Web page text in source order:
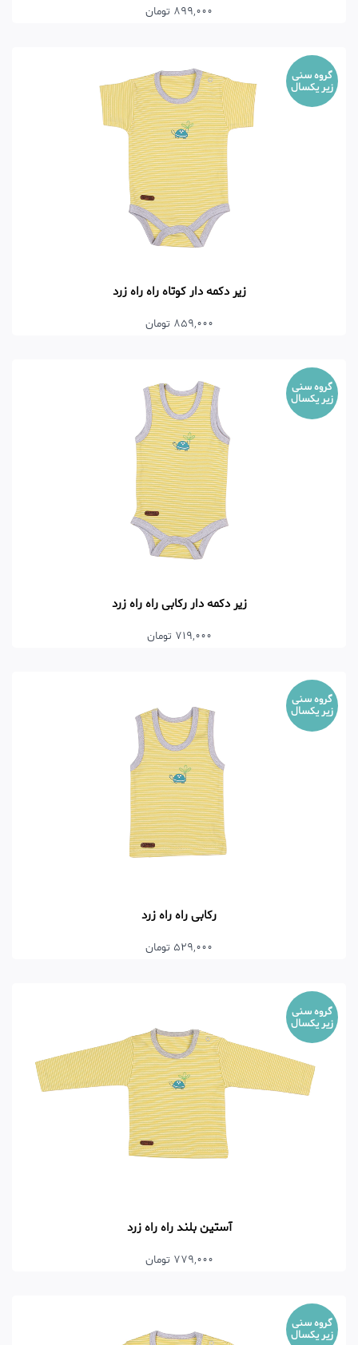
899,000 تومان
گروه سنی
زیر یکسال
زیر دکمه دار کوتاه راه راه زرد
859,000 تومان
گروه سنی
زیر یکسال
زیر دکمه دار رکابی راه راه زرد
719,000 تومان
گروه سنی
زیر یکسال
رکابی راه راه زرد
529,000 تومان
گروه سنی
زیر یکسال
آستین بلند راه راه زرد
779,000 تومان
گروه سنی
زیر یکسال